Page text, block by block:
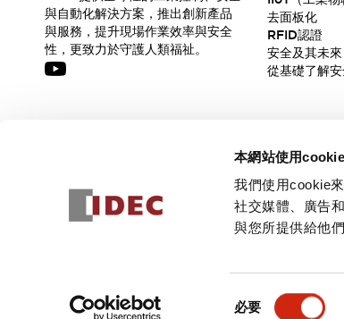
本網站使用cookie
我們使用cookie
社交媒體、廣告
與您所提供給他
必要
與自動化解決方案，推出創新產品
與服務，提升現場作業效率與安全
性，更致力於守護人類福祉。
去面板化
RFID認證
安全及其未來
從基礎了解
訂閱
隱私權政策使用條款